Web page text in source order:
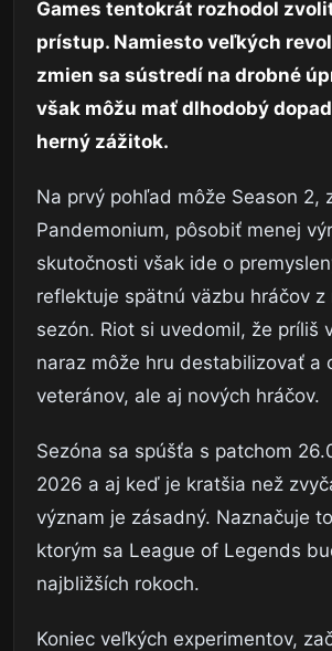
Games tentokrát rozhodol
prístup. Namiesto veľkých
zmien sa sústredí na drobné
však môžu mať dlhodobý
herný zážitok.
Na prvý pohľad môže Season 2,
Pandemonium, pôsobiť menej
skutočnosti však ide o
reflektuje spätnú väzbu hráčov z
sezón. Riot si uvedomil, že príliš
naraz môže hru destabilizovať a
veteránov, ale aj nových hráčov.
Sezóna sa spúšťa s patchom
2026 a aj keď je kratšia než
význam je zásadný. Naznačuje
ktorým sa League of Legends
najbližších rokoch.
Koniec veľkých experimentov,